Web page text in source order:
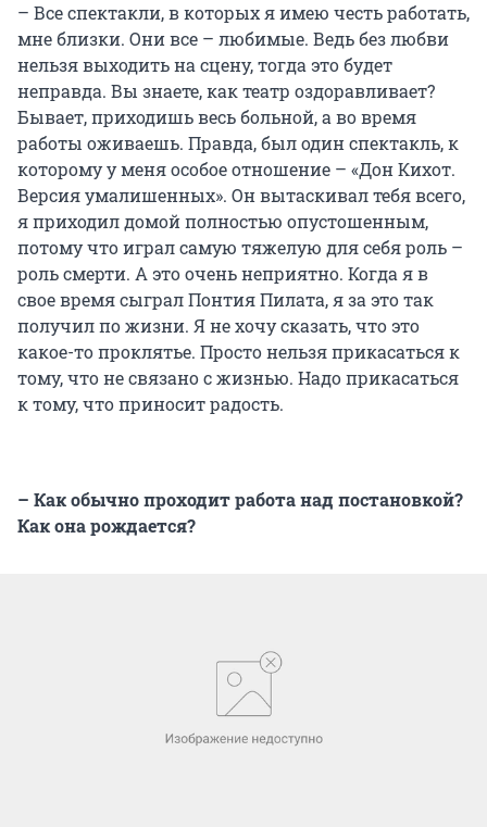
– Все спектакли, в которых я имею честь работать,
мне близки. Они все – любимые. Ведь без любви
нельзя выходить на сцену, тогда это будет
неправда. Вы знаете, как театр оздоравливает?
Бывает, приходишь весь больной, а во время
работы оживаешь. Правда, был один спектакль, к
которому у меня особое отношение – «Дон Кихот.
Версия умалишенных». Он вытаскивал тебя всего,
я приходил домой полностью опустошенным,
потому что играл самую тяжелую для себя роль –
роль смерти. А это очень неприятно. Когда я в
свое время сыграл Понтия Пилата, я за это так
получил по жизни. Я не хочу сказать, что это
какое-то проклятье. Просто нельзя прикасаться к
тому, что не связано с жизнью. Надо прикасаться
к тому, что приносит радость.
– Как обычно проходит работа над постановкой?
Как она рождается?